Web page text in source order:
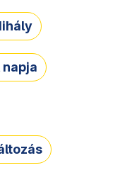
napja